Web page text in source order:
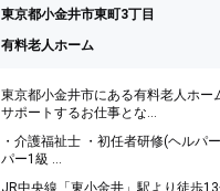
東京都小金井市東町3丁目
有料老人ホーム
東京都小金井市にある有料老人ホー
サポートするお仕事とな...
・介護福祉士 ・初任者研修(ヘルパ
パー1級 ...
JR中央線「東小金井」駅より徒歩13